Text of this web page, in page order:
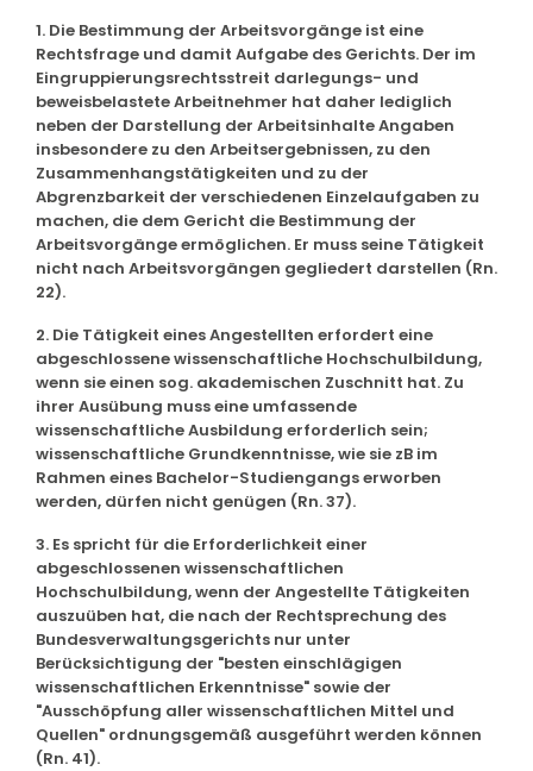
1. Die Bestimmung der Arbeitsvorgänge ist eine
Rechtsfrage und damit Aufgabe des Gerichts. Der im
Eingruppierungsrechtsstreit darlegungs- und
beweisbelastete Arbeitnehmer hat daher lediglich
neben der Darstellung der Arbeitsinhalte Angaben
insbesondere zu den Arbeitsergebnissen, zu den
Zusammenhangstätigkeiten und zu der
Abgrenzbarkeit der verschiedenen Einzelaufgaben zu
machen, die dem Gericht die Bestimmung der
Arbeitsvorgänge ermöglichen. Er muss seine Tätigkeit
nicht nach Arbeitsvorgängen gegliedert darstellen (Rn.
22).
2. Die Tätigkeit eines Angestellten erfordert eine
abgeschlossene wissenschaftliche Hochschulbildung,
wenn sie einen sog. akademischen Zuschnitt hat. Zu
ihrer Ausübung muss eine umfassende
wissenschaftliche Ausbildung erforderlich sein;
wissenschaftliche Grundkenntnisse, wie sie zB im
Rahmen eines Bachelor-Studiengangs erworben
werden, dürfen nicht genügen (Rn. 37).
3. Es spricht für die Erforderlichkeit einer
abgeschlossenen wissenschaftlichen
Hochschulbildung, wenn der Angestellte Tätigkeiten
auszuüben hat, die nach der Rechtsprechung des
Bundesverwaltungsgerichts nur unter
Berücksichtigung der "besten einschlägigen
wissenschaftlichen Erkenntnisse" sowie der
"Ausschöpfung aller wissenschaftlichen Mittel und
Quellen" ordnungsgemäß ausgeführt werden können
(Rn. 41).